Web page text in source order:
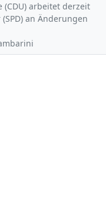
arbeitet derzeit
an Änderungen